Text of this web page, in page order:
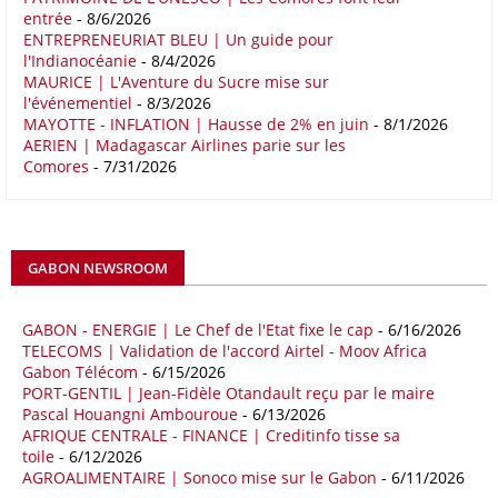
fondement dans la proximité géographique et des dynamiques socio-
économiques complémentaires.
16/05/26 COMMERCE CHINE - AFRIQUE
Le déficit commercial de l’Afrique avec la Chine s’est creusé de 48,27
% au cours des quatre premiers mois de 2026 comparativement à la
même période de 2025 pour s’établir à 36,8 milliards de dollars, en
avril, à 81,82 milliards de dollars. Durant la même période, les
importations chinoises en provenance du continent ont atteint 45,02
quatre premiers mois de 2025.
09/05/26 ITALIE - LIBYE
Les deux pays veulent accélérer leurs projets gaziers communs, afin
de sécuriser davantage les approvisionnements énergétiques en
Méditerranée, dans un contexte marqué par des tensions
géopolitiques internationales et des perturbations sur le marché
mondial du gaz. Réunis à Rome le jeudi 7 mai, la Première ministre
entrée - 8/6/2026
ENTREPRENEURIAT BLEU | Un guide pour
l'Indianocéanie - 8/4/2026
MAURICE | L'Aventure du Sucre mise sur
l'événementiel - 8/3/2026
MAYOTTE - INFLATION | Hausse de 2% en juin - 8/1/2026
AERIEN | Madagascar Airlines parie sur les
Comores - 7/31/2026
GABON NEWSROOM
GABON - ENERGIE | Le Chef de l'Etat fixe le cap - 6/16/2026
TELECOMS | Validation de l'accord Airtel - Moov Africa
Gabon Télécom - 6/15/2026
PORT-GENTIL | Jean-Fidèle Otandault reçu par le maire
Pascal Houangni Ambouroue - 6/13/2026
AFRIQUE CENTRALE - FINANCE | Creditinfo tisse sa
toile - 6/12/2026
AGROALIMENTAIRE | Sonoco mise sur le Gabon - 6/11/2026